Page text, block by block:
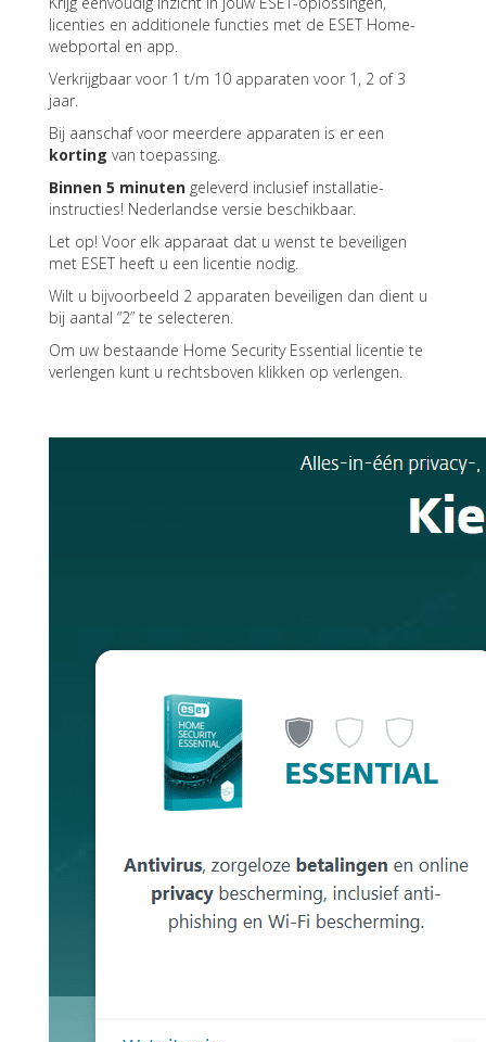
licenties en additionele functies met de ESET Home-
webportal en app.
Verkrijgbaar voor 1 t/m 10 apparaten voor 1, 2 of 3
jaar.
Bij aanschaf voor meerdere apparaten is er een
korting van toepassing.
Binnen 5 minuten geleverd inclusief installatie-
instructies! Nederlandse versie beschikbaar.
Let op! Voor elk apparaat dat u wenst te beveiligen
met ESET heeft u een licentie nodig.
Wilt u bijvoorbeeld 2 apparaten beveiligen dan dient u
bij aantal “2” te selecteren.
Om uw bestaande Home Security Essential licentie te
verlengen kunt u rechtsboven klikken op verlengen.